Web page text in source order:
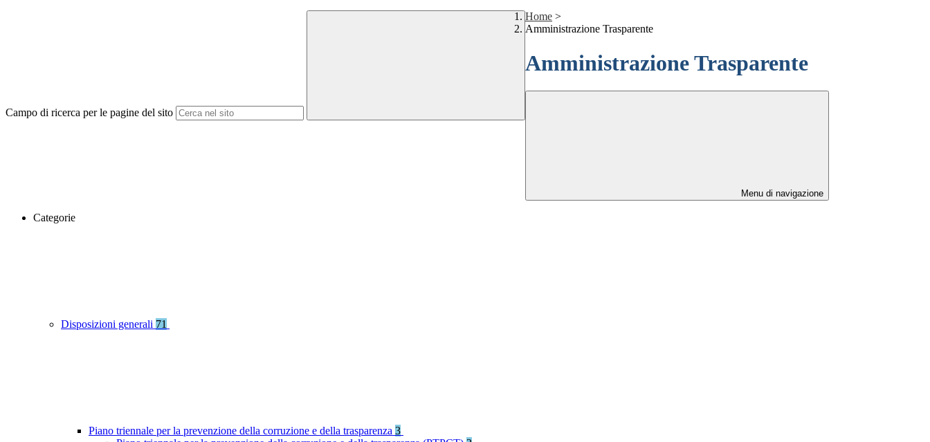
Campo di ricerca per le pagine del sito
Home >
Amministrazione Trasparente
Amministrazione Trasparente
Menu di navigazione
Categorie
Disposizioni generali 71
Piano triennale per la prevenzione della corruzione e della trasparenza 3